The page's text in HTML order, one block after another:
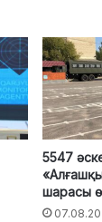
5547
шарасы